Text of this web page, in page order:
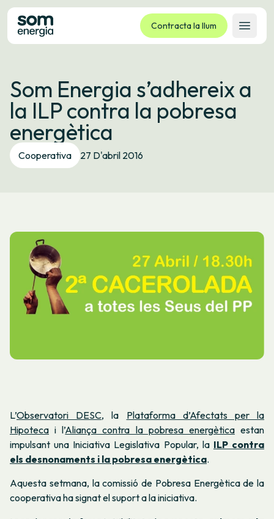
Contracta la llum
Obrir
Tarifes
Serveis
Empreses
La cooperativa
Contacte
Som Energia s’adhereix a
la ILP contra la pobresa
energètica
Cooperativa 27 D'abril 2016
L’Observatori DESC, la Plataforma d’Afectats per la
Hipoteca i l’Aliança contra la pobresa energèticaestan
impulsant una Iniciativa Legislativa Popular, la ILP contra
els desnonaments i la pobresa energètica.
Aquesta setmana, la comissió de Pobresa Energètica de la
cooperativa ha signat el suport a la iniciativa.